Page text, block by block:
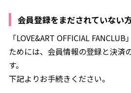
会員登録をまだされていない
「LOVE&ART OFFICIAL
ためには、会員情報の登録と決済
す。
下記よりお手続きください。